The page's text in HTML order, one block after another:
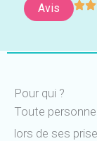
Avis
Pour qui ?
Toute
lors de ses